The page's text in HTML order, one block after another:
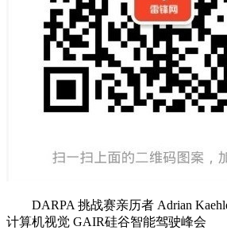
DARPA 挑战赛亲历者 Adrian
计算机视觉 GAIR硅谷智能驾驶峰会